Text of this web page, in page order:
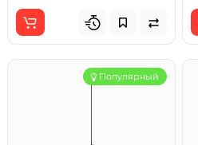
Популярный